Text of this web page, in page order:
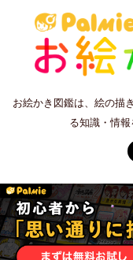
お絵かき図鑑は、絵の描
る知識・情報